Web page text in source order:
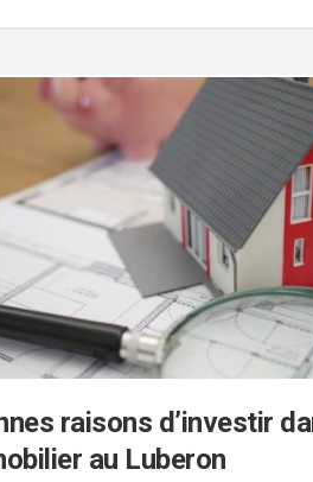
raisons d’investir
au Luberon